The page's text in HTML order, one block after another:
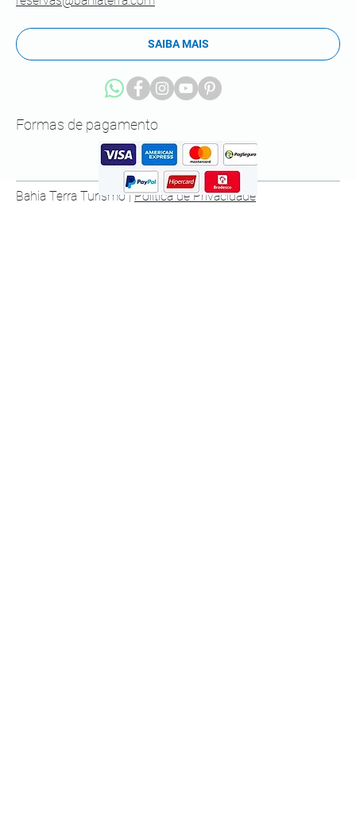
Bahia Terra Turismo |Política de Privacidade
Formas de pagamento
SAIBA MAIS